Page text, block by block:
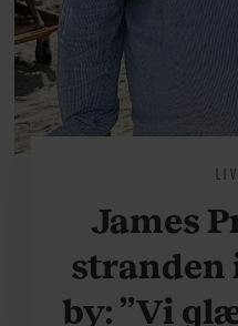
James
stranden
by: ”Vi